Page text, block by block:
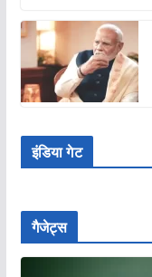
इंडिया गेट
गैजेट्स